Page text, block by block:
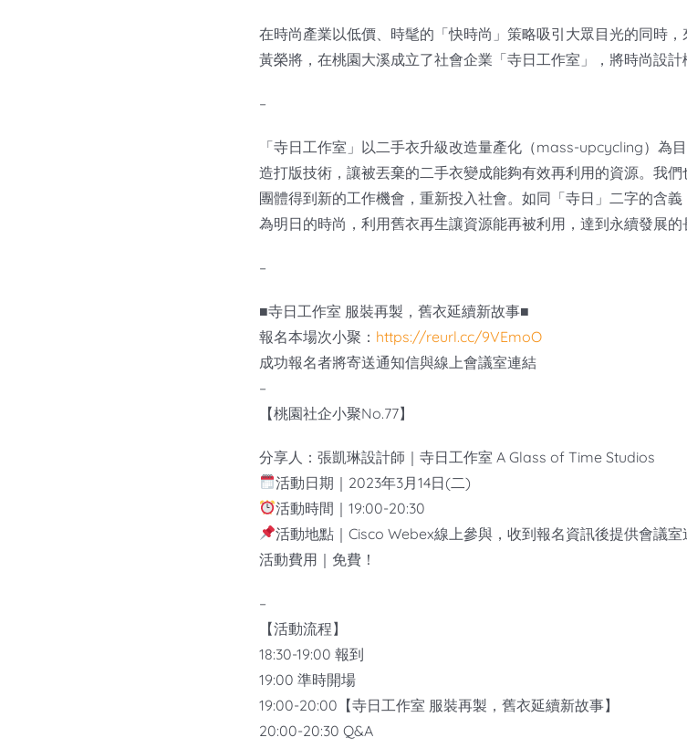
在時尚產業以低價、時髦的「快時尚」策略吸引大眾目光的同時
黃榮將，在桃園大溪成立了社會企業「寺日工作室」，將時尚設計
–
「寺日工作室」以二手衣升級改造量產化（mass-upcycling）為
造打版技術，讓被丟棄的二手衣變成能夠有效再利用的資源。我
團體得到新的工作機會，重新投入社會。如同「寺日」二字的含
為明日的時尚，利用舊衣再生讓資源能再被利用，達到永續發展的
–
■寺日工作室 服裝再製，舊衣延續新故事■
報名本場次小聚： https://reurl.cc/9VEmoO
成功報名者將寄送通知信與線上會議室連結
–
【桃園社企小聚No.77】
分享人：張凱琳設計師｜寺日工作室 A Glass of Time Studios
活動日期｜2023年3月14日(二)
活動時間｜19:00-20:30
活動地點｜Cisco Webex線上參與，收到報名資訊後提供會議室
活動費用｜免費！
–
【活動流程】
18:30-19:00 報到
19:00 準時開場
19:00-20:00【寺日工作室 服裝再製，舊衣延續新故事】
20:00-20:30 Q&A